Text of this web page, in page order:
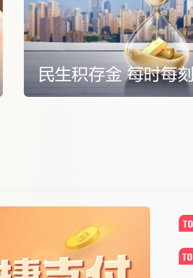
探索文化公益
践行ESG理念
民生积存金 每时每